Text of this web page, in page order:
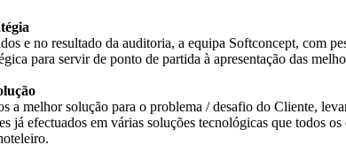
e no resultado da auditoria, a equipa Softconcept, com
para servir de ponto de partida à apresentação das
a melhor solução para o problema / desafio do Cliente,
já efectuados em várias soluções tecnológicas que todos